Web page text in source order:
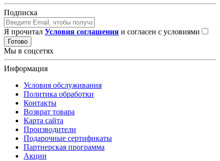
Подписка
Я прочитал Условия соглашения и согласен с условиями
Готово
Мы в соцсетях
Информация
Условия обслуживания
Политика обработки
Контакты
Возврат товара
Карта сайта
Производители
Подарочные сертификаты
Партнерская программа
Акции